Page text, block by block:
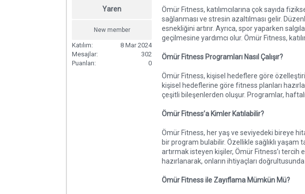
h
Yaren
New member
Katılım
8 Mar 2024
Mesajlar
302
Puanları
0
Ömür Fitness, katılımcılarına çok sayıda
sağlanması ve stresin azaltılması gelir.
esnekliğini artırır. Ayrıca, spor yaparken
geçilmesine yardımcı olur. Ömür Fitness,
Ömür Fitness Programları Nasıl Çalışır?
Ömür Fitness, kişisel hedeflere göre
kişisel hedeflerine göre fitness planları
çeşitli bileşenlerden oluşur. Programlar,
Ömür Fitness’a Kimler Katılabilir?
Ömür Fitness, her yaş ve seviyedeki bireye
bir program bulabilir. Özellikle sağlıklı yaşam
artırmak isteyen kişiler, Ömür Fitness’ı
hazırlanarak, onların ihtiyaçları
Ömür Fitness ile Zayıflama Mümkün Mü?